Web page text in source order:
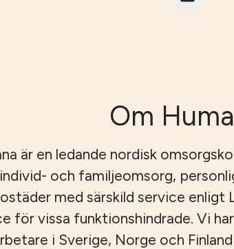
Om
är en ledande nordisk
och familjeomsorg,
med särskild service enligt
för vissa funktionshindrade. Vi
i Sverige, Norge och